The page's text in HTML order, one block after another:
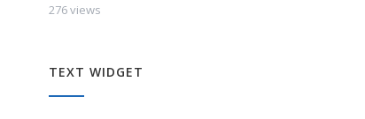
276 views
TEXT WIDGET